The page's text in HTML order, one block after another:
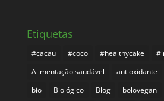
Etiquetas
#cacau #coco #healthycake
Alimentação saudável
antioxidante
bio
Biológico Blog bolovegan